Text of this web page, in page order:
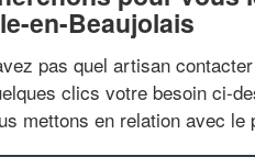
en-Beaujolais
pas quel artisan
clics votre besoin ci-
mettons en relation avec le